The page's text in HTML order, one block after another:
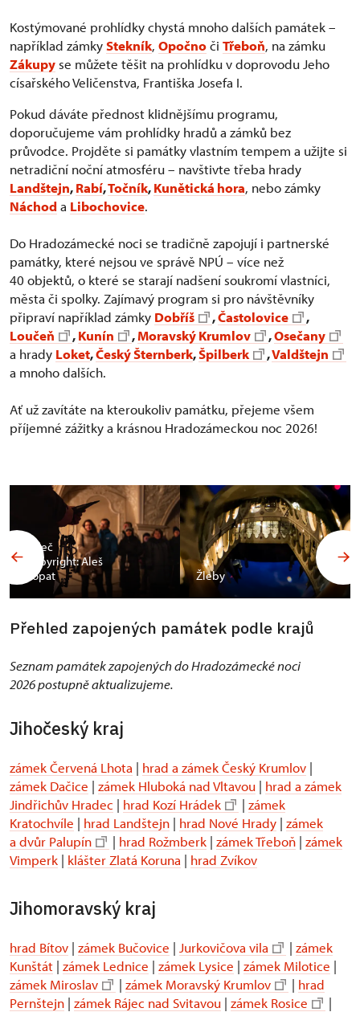
Kostýmované prohlídky chystá mnoho dalších památek –
například zámkyStekník, Opočnoči Třeboň, na zámku
Zákupy se můžete těšit na prohlídku v doprovodu Jeho
císařského Veličenstva, Františka Josefa I.
Pokud dáváte přednost klidnějšímu programu,
doporučujeme vám prohlídky hradů a zámků bez
průvodce. Projděte si památky vlastním tempem a užijte si
netradiční noční atmosféru – navštivte třeba hrady
Landštejn,Rabí,Točník,Kunětická hora, nebo zámky
Náchoda Libochovice.
Do Hradozámecké noci se tradičně zapojují i partnerské
památky, které nejsou ve správě NPÚ – více než
40 objektů, o které se starají nadšení soukromí vlastníci,
města či spolky. Zajímavý program si pro návštěvníky
připraví například zámky Dobříš ,Častolovice
,
Loučeň
,Kunín ,Moravský Krumlov ,Osečany
a hrady Loket,Český Šternberk,Špilberk ,Valdštejn
a mnoho dalších.
Ať už zavítáte na kteroukoliv památku, přejeme všem
příjemné zážitky a krásnou Hradozámeckou noc 2026!
Valeč
Copyright: Aleš
Vopat
Žleby
Přehled zapojených památek podle krajů
Seznam památek zapojených do Hradozámecké noci
2026 postupně aktualizujeme.
Jihočeský kraj
zámek Červená Lhota | hrad a zámek Český Krumlov |
zámek Dačice | zámek Hluboká nad Vltavou | hrad a zámek
Jindřichův Hradec | hrad Kozí Hrádek | zámek
Kratochvíle | hrad Landštejn | hrad Nové Hrady | zámek
a dvůr Palupín
| hrad Rožmberk | zámek Třeboň | zámek
Vimperk | klášter Zlatá Koruna | hrad Zvíkov
Jihomoravský kraj
hrad Bítov | zámek Bučovice | Jurkovičova vila | zámek
Kunštát | zámek Lednice | zámek Lysice | zámek Milotice |
zámek Miroslav
| zámek Moravský Krumlov | hrad
Pernštejn | zámek Rájec nad Svitavou | zámek Rosice |